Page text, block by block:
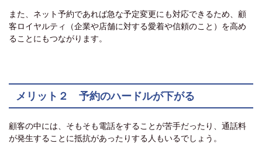
また、ネット予約であれば急な予定変更にも対応できるため、顧
客ロイヤルティ（企業や店舗に対する愛着や信頼のこと）を高め
ることにもつながります。
メリット２ 予約のハードルが下がる
顧客の中には、そもそも電話をすることが苦手だったり、通話料
が発生することに抵抗があったりする人もいるでしょう。